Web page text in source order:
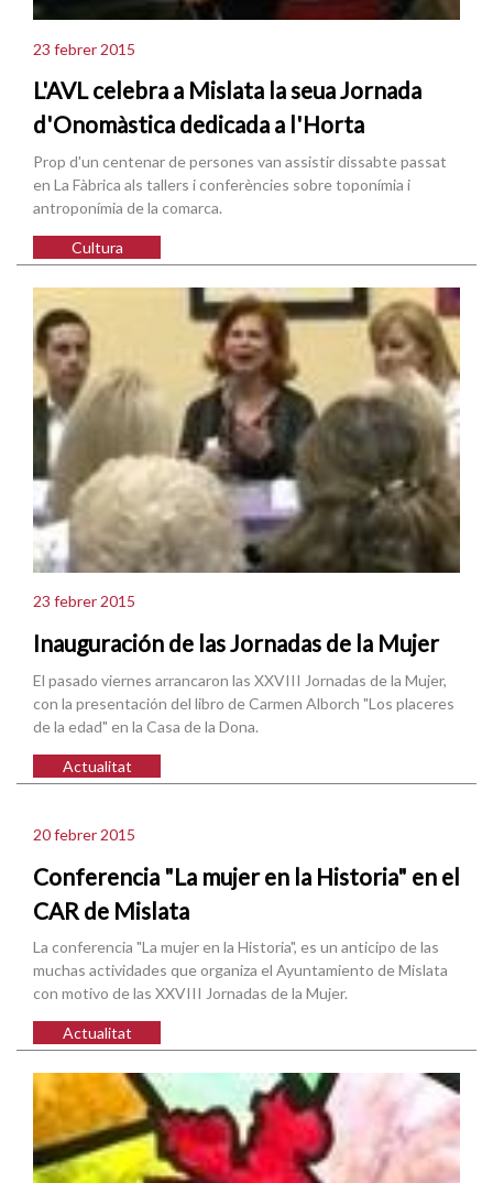
23 febrer 2015
L'AVL celebra a Mislata la seua Jornada
d'Onomàstica dedicada a l'Horta
Prop d'un centenar de persones van assistir dissabte passat
en La Fàbrica als tallers i conferències sobre toponímia i
antroponímia de la comarca.
Cultura
23 febrer 2015
Inauguración de las Jornadas de la Mujer
El pasado viernes arrancaron las XXVIII Jornadas de la Mujer,
con la presentación del libro de Carmen Alborch "Los placeres
de la edad" en la Casa de la Dona.
Actualitat
20 febrer 2015
Conferencia "La mujer en la Historia" en el
CAR de Mislata
La conferencia "La mujer en la Historia", es un anticipo de las
muchas actividades que organiza el Ayuntamiento de Mislata
con motivo de las XXVIII Jornadas de la Mujer.
Actualitat